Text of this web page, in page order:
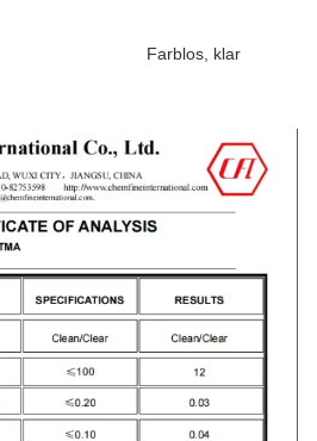
Farblos, klar